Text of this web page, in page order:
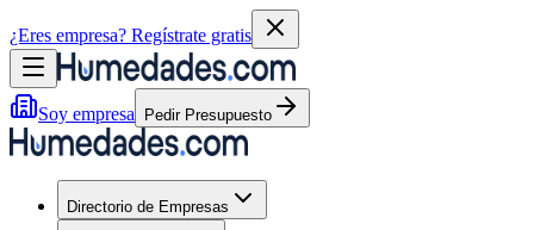
¿Eres empresa? Regístrate gratis
Soy empresa Pedir Presupuesto
Directorio de Empresas